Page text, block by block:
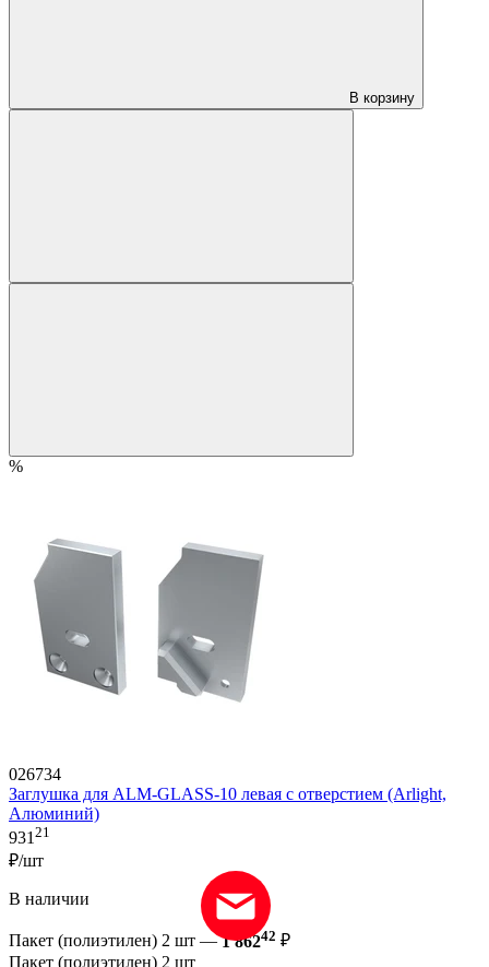
В корзину
%
026734
Заглушка для ALM-GLASS-10 левая с отверстием (Arlight,
Алюминий)
931 21
₽/шт
В наличии
Пакет (полиэтилен) 2 шт —1 86242 ₽
Пакет (полиэтилен) 2 шт